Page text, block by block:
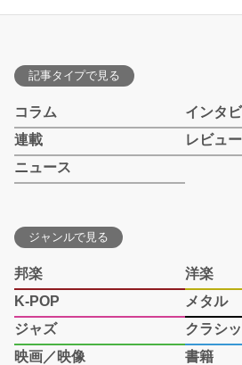
記事タイプで見る
コラム
インタ
連載
レビュー
ニュース
ジャンルで見る
邦楽
洋楽
K-POP
メタル
ジャズ
クラシ
映画／映像
書籍